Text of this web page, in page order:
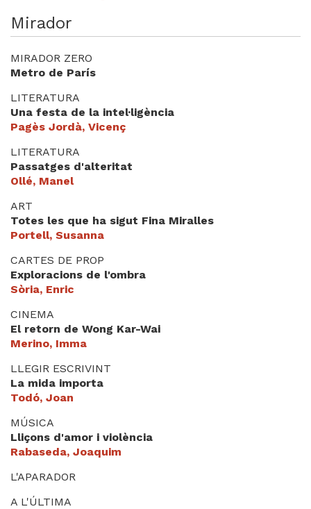
Mirador
MIRADOR ZERO
Metro de París
LITERATURA
Una festa de la intel·ligència
Pagès Jordà, Vicenç
LITERATURA
Passatges d'alteritat
Ollé, Manel
ART
Totes les que ha sigut Fina Miralles
Portell, Susanna
CARTES DE PROP
Exploracions de l'ombra
Sòria, Enric
CINEMA
El retorn de Wong Kar-Wai
Merino, Imma
LLEGIR ESCRIVINT
La mida importa
Todó, Joan
MÚSICA
Lliçons d'amor i violència
Rabaseda, Joaquim
L'APARADOR
A L'ÚLTIMA